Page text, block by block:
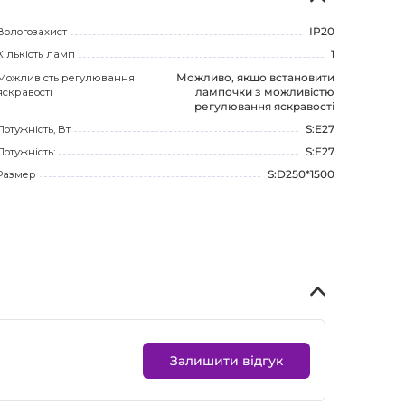
IP20
ламп
1
регулювання
Можливо, якщо встановити
лампочки з можливістю
регулювання яскравості
Вт
S:E27
S:E27
S:D250*1500
Залишити відгук